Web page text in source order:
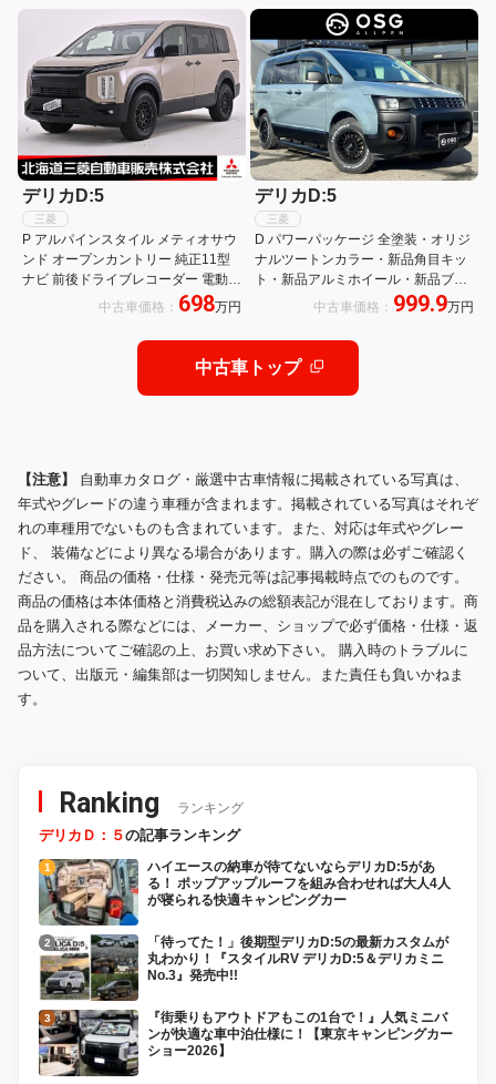
衝突軽減&レダクル
デリカD:5
三菱
P アルパインスタイル メティオサウ
ンド オープンカントリー 純正11型
ナビ 前後ドライブレコーダー 電動シ
ート 4WD バックカメラ 3列シート
フルフラット フルセグ 全周囲カメラ
中古車価格： 698万円
デリカD:5
三菱
D パワーパッケージ 全塗装・オリジ
ナルツートンカラー・新品角目キッ
ト・新品アルミホイール・新品ブロ
ックタイヤ・新品ルーフキャリア・
新品バンパープロテクター・新品サ
イドステップ・新品リアラダー
中古車価格： 999.9万円
中古車トップ
【注意】 自動車カタログ・厳選中古車情報に掲載されている写真は、
年式やグレードの違う車種が含まれます。掲載されている写真はそれぞ
れの車種用でないものも含まれています。また、対応は年式やグレー
ド、 装備などにより異なる場合があります。購入の際は必ずご確認く
ださい。 商品の価格・仕様・発売元等は記事掲載時点でのものです。
商品の価格は本体価格と消費税込みの総額表記が混在しております。商
品を購入される際などには、メーカー、ショップで必ず価格・仕様・返
品方法についてご確認の上、お買い求め下さい。 購入時のトラブルに
ついて、出版元・編集部は一切関知しません。また責任も負いかねま
す。
Ranking ランキング
デリカＤ：５の記事ランキング
ハイエースの納車が待てないならデリカD:5があ
る！ ポップアップルーフを組み合わせれば大人4人
が寝られる快適キャンピングカー
「待ってた！」後期型デリカD:5の最新カスタムが
丸わかり！『スタイルRV デリカD:5＆デリカミニ
No.3』発売中!!
『街乗りもアウトドアもこの1台で！』人気ミニバ
ンが快適な車中泊仕様に！【東京キャンピングカー
ショー2026】